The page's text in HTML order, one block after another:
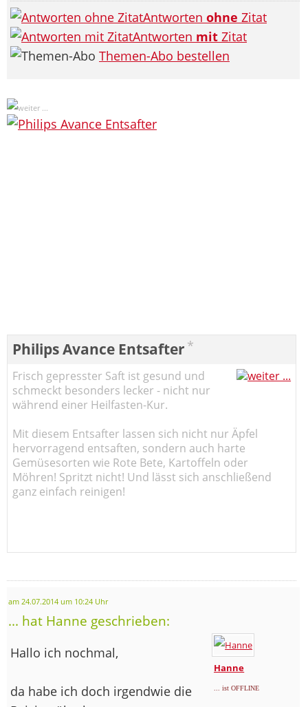
Antworten ohne Zitat
Antworten mit Zitat
Themen-Abo bestellen
Philips Avance Entsafter *
Frisch gepresster Saft ist gesund und
schmeckt besonders lecker - nicht nur
während einer Heilfasten-Kur.
Mit diesem Entsafter lassen sich nicht nur Äpfel
hervorragend entsaften, sondern auch harte
Gemüsesorten wie Rote Bete, Kartoffeln oder
Möhren! Spritzt nicht! Und lässt sich anschließend
ganz einfach reinigen!
am 24.07.2014 um 10:24 Uhr
... hat Hanne geschrieben:
Hanne
... ist OFFLINE
Hallo ich nochmal,
da habe ich doch irgendwie die